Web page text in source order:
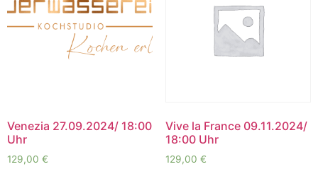
Venezia 27.09.2024/ 18:00
Uhr
129,00 €
Vive la France 09.11.2024/
18:00 Uhr
129,00 €